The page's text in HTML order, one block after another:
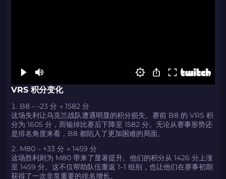
VRS 积分变化
B8 – -23 分 → 1582 分
这场失利让乌克兰战队遭遇明显的积分损失。赛前 B8 的 VRS 积
分为 1605 分，而输掉比赛后下降至 1582 分。无论从赛事形势还
是排名角度来看，B8 都陷入了更加困难的局面。
M80 – +33 分 → 1459 分
这场胜利则为 M80 带来了显著提升。他们的积分从 1426 分上涨
至 1459 分。这不仅帮助队伍重返 1–1 组别，也让他们在赛事初期
获得了一次非常重要的排名增长。